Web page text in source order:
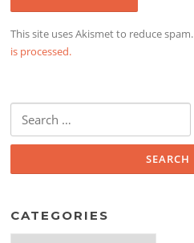
This site uses Akismet to reduce spam.
is processed.
for:
CATEGORIES